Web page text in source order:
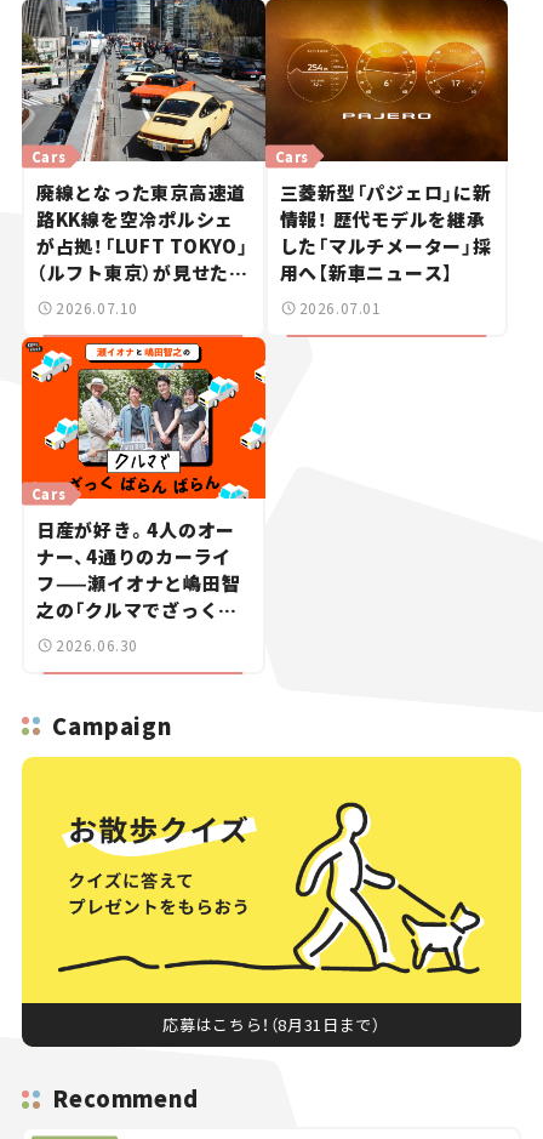
Cars
廃線となった東京高速道
路KK線を空冷ポルシェ
が占拠！「LUFT TOKYO」
（ルフト東京）が見せた奇
跡の一日——ハッサンの
信 #2
2026.07.10
Cars
三菱新型「パジェロ」に新
情報！ 歴代モデルを継承
した「マルチメーター」採
用へ【新車ニュース】
2026.07.01
Cars
日産が好き。4人のオー
ナー、4通りのカーライ
フ——瀬イオナと嶋田智
之の「クルマでざっくば
らんばらん！」＃19
2026.06.30
Campaign
応募はこちら！（8月31日まで）
Recommend